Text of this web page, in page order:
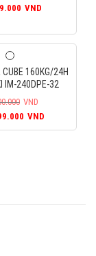
VND
tại
160KG/24H
IM-240DPE-32
VND
VND
hiện